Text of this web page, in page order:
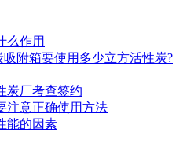
么作用
吸附箱要使用多少立方活性炭?
炭厂考查签约
注意正确使用方法
能的因素